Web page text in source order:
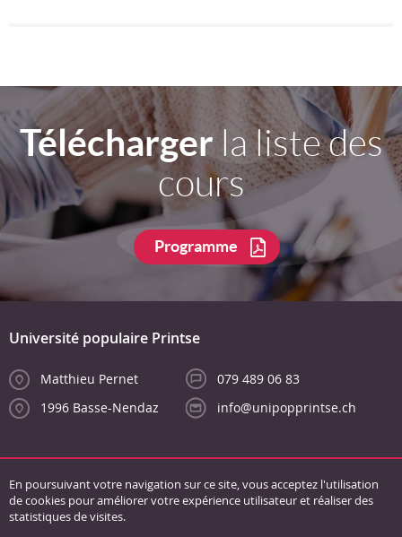
Téléchargerla liste des
cours
Programme
Université populaire Printse
Matthieu Pernet
1996 Basse-Nendaz
079 489 06 83
info@unipopprintse.ch
En poursuivant votre navigation sur ce site, vous acceptez l'utilisation
de cookies pour améliorer votre expérience utilisateur et réaliser des
statistiques de visites.